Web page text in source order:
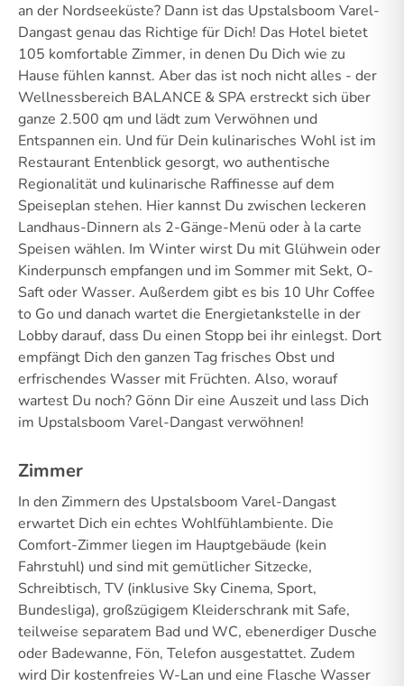
an der Nordseeküste? Dann ist das Upstalsboom Varel-
Dangast genau das Richtige für Dich! Das Hotel bietet
105 komfortable Zimmer, in denen Du Dich wie zu
Hause fühlen kannst. Aber das ist noch nicht alles - der
Wellnessbereich BALANCE & SPA erstreckt sich über
ganze 2.500 qm und lädt zum Verwöhnen und
Entspannen ein. Und für Dein kulinarisches Wohl ist im
Restaurant Entenblick gesorgt, wo authentische
Regionalität und kulinarische Raffinesse auf dem
Speiseplan stehen. Hier kannst Du zwischen leckeren
Landhaus-Dinnern als 2-Gänge-Menü oder à la carte
Speisen wählen. Im Winter wirst Du mit Glühwein oder
Kinderpunsch empfangen und im Sommer mit Sekt, O-
Saft oder Wasser. Außerdem gibt es bis 10 Uhr Coffee
to Go und danach wartet die Energietankstelle in der
Lobby darauf, dass Du einen Stopp bei ihr einlegst. Dort
empfängt Dich den ganzen Tag frisches Obst und
erfrischendes Wasser mit Früchten. Also, worauf
wartest Du noch? Gönn Dir eine Auszeit und lass Dich
im Upstalsboom Varel-Dangast verwöhnen!
Zimmer
In den Zimmern des Upstalsboom Varel-Dangast
erwartet Dich ein echtes Wohlfühlambiente. Die
Comfort-Zimmer liegen im Hauptgebäude (kein
Fahrstuhl) und sind mit gemütlicher Sitzecke,
Schreibtisch, TV (inklusive Sky Cinema, Sport,
Bundesliga), großzügigem Kleiderschrank mit Safe,
teilweise separatem Bad und WC, ebenerdiger Dusche
oder Badewanne, Fön, Telefon ausgestattet. Zudem
wird Dir kostenfreies W-Lan und eine Flasche Wasser